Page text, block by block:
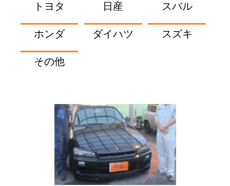
トヨタ 日産 スバル
ホンダ ダイハツ スズキ
その他